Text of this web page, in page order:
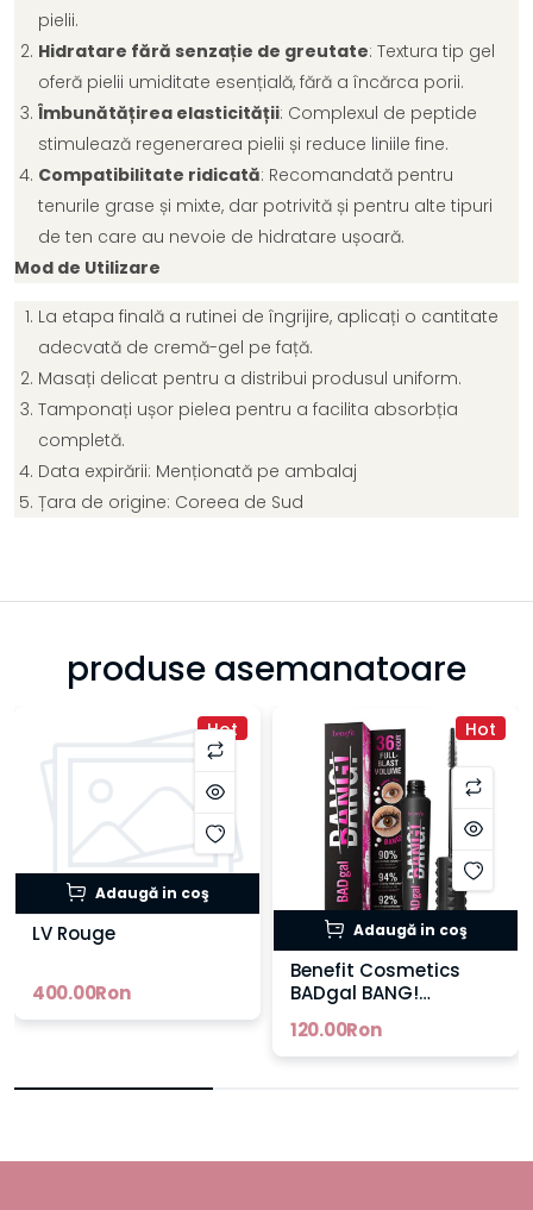
pielii.
Hidratare fără senzație de greutate: Textura tip gel
oferă pielii umiditate esențială, fără a încărca porii.
Îmbunătățirea elasticității: Complexul de peptide
stimulează regenerarea pielii și reduce liniile fine.
Compatibilitate ridicată: Recomandată pentru
tenurile grase și mixte, dar potrivită și pentru alte tipuri
de ten care au nevoie de hidratare ușoară.
Mod de Utilizare
La etapa finală a rutinei de îngrijire, aplicați o cantitate
adecvată de cremă-gel pe față.
Masați delicat pentru a distribui produsul uniform.
Tamponați ușor pielea pentru a facilita absorbția
completă.
Data expirării: Menționată pe ambalaj
Țara de origine: Coreea de Sud
produse asemanatoare
Hot
Adaugă in coş
LV Rouge
400.00Ron
Hot
Adaugă in coş
Benefit Cosmetics
BADgal BANG!
120.00Ron